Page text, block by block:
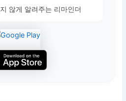
않게 알려주는 리마인더